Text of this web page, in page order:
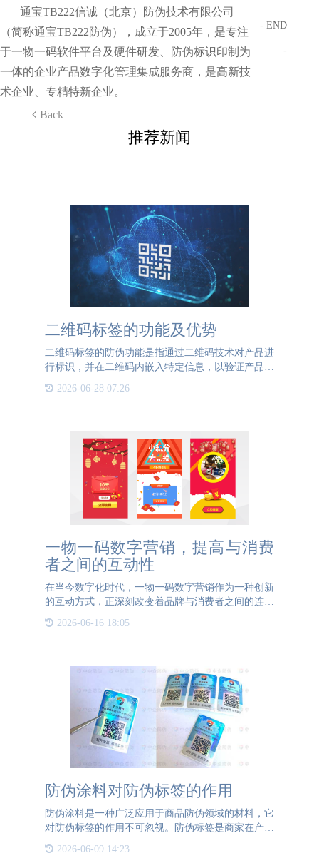
通宝TB222信诚（北京）防伪技术有限公司
（简称通宝TB222防伪），成立于2005年，是专注
于一物一码软件平台及硬件研发、防伪标识印制为
一体的企业产品数字化管理集成服务商，是高新技
术企业、专精特新企业。
Back
- END
-
推荐新闻
二维码标签的功能及优势
二维码标签的防伪功能是指通过二维码技术对产品进
行标识，并在二维码内嵌入特定信息，以验证产品的
有哪些？ 1. 可追溯性：通过扫描二维码，消费者可
2026-06-28 07:26
一物一码数字营销，提高与消费
者之间的互动性
在当今数字化时代，一物一码数字营销作为一种创新
的互动方式，正深刻改变着品牌与消费者之间的连接
方式，极大地提升了互动性，为市场营销带来了革命
性的突破。 一物一码，即每个产品都拥有一个独一
2026-06-16 18:05
防伪涂料对防伪标签的作用
防伪涂料是一种广泛应用于商品防伪领域的材料，它
对防伪标签的作用不可忽视。防伪标签是商家在产品
2026-06-09 14:23